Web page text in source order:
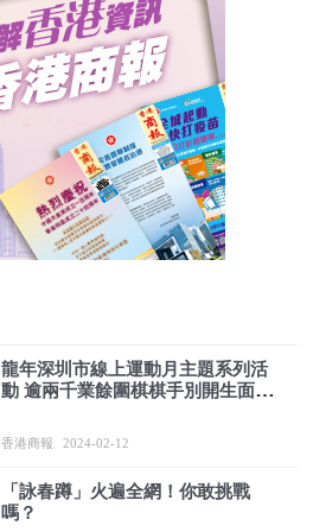
龍年深圳市線上運動月主題系列活
動 逾兩千業餘圍棋棋手別開生面過
香港商報 2024-02-12
「詠春蹲」火遍全網！你敢挑戰
嗎？